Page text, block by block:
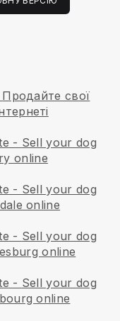
Продайте свої
- Sell your dog
online
- Sell your dog
online
- Sell your dog
online
- Sell your dog
online